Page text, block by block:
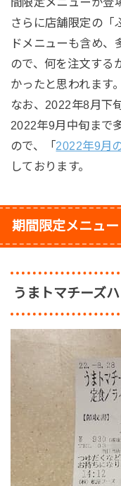
さらに店舗限定の「
ドメニューも含め
ので、何を注文する
かったと思われます。
なお、2022年8月下
2022年9月中旬まで
ので、「2022年9月
しております。
期間限定メニュー
うまトマチーズ